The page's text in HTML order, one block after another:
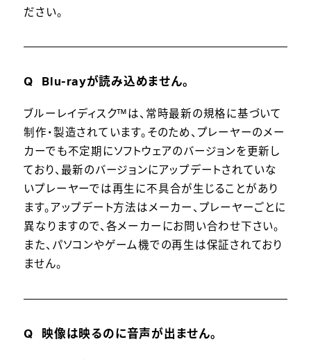
ださい。
Blu-rayが読み込めません。
ブルーレイディスク™は、常時最新の規格に基づいて
制作・製造されています。そのため、プレーヤーのメー
カーでも不定期にソフトウェアのバージョンを更新し
ており、最新のバージョンにアップデートされていな
いプレーヤーでは再生に不具合が生じることがあり
ます。アップデート方法はメーカー、プレーヤーごとに
異なりますので、各メーカーにお問い合わせ下さい。
また、パソコンやゲーム機での再生は保証されており
ません。
映像は映るのに音声が出ません。